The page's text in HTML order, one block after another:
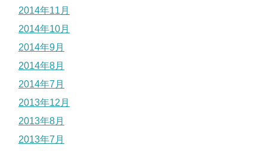
2014年11月
2014年10月
2014年9月
2014年8月
2014年7月
2013年12月
2013年8月
2013年7月